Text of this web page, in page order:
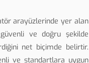
arayüzlerinde yer alan
ve doğru şekilde
net biçimde belirtir.
ve standartlara uygun